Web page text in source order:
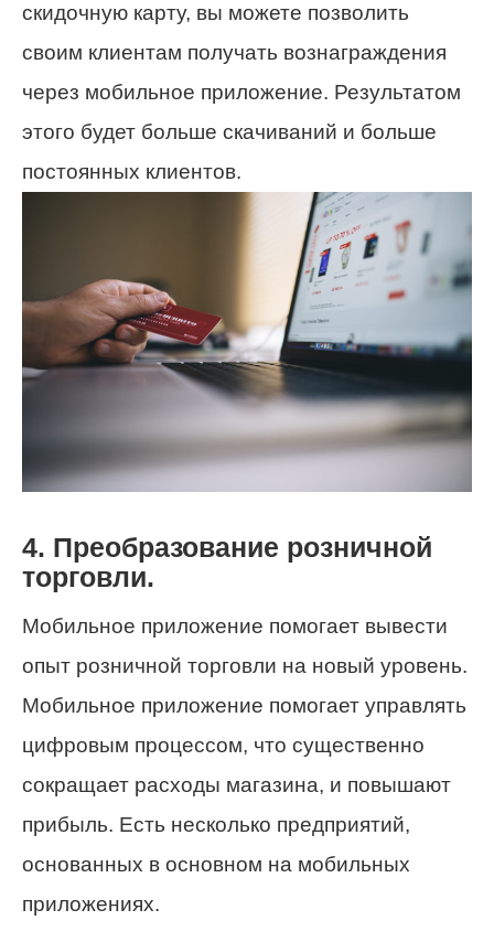
скидочную карту, вы можете позволить
своим клиентам получать вознаграждения
через мобильное приложение. Результатом
этого будет больше скачиваний и больше
постоянных клиентов.
4. Преобразование розничной
торговли.
Мобильное приложение помогает вывести
опыт розничной торговли на новый уровень.
Мобильное приложение помогает управлять
цифровым процессом, что существенно
сокращает расходы магазина, и повышают
прибыль. Есть несколько предприятий,
основанных в основном на мобильных
приложениях.